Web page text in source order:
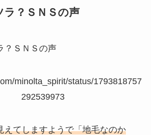
ラ？ＳＮＳの声
？ＳＮＳの声
minolta_spirit/status/1793818757
292539973
えてしますようで「地毛なのか